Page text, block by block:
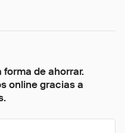
de ahorrar.
online gracias a